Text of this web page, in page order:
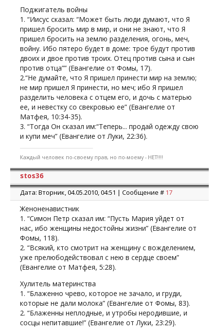
Поджигатель войны
1. “Иисус сказал: “Может быть люди думают, что Я
пришел бросить мир в мир, и они не знают, что Я
пришел бросить на землю разделения, огонь, меч,
войну. Ибо пятеро будет в доме: трое будут против
двоих и двое против троих. Отец против сына и сын
против отца”” (Евангелие от Фомы, 17).
2.“Не думайте, что Я пришел принести мир на землю;
не мир пришел Я принести, но меч; ибо Я пришел
разделить человека с отцем его, и дочь с матерью
ее, и невестку со свекровью ее” (Евангелие от
Матфея, 10:34-35).
3. “Тогда Он сказал им:“Теперь... продай одежду свою
и купи меч” (Евангелие от Луки, 22:36).
Каждый человек по-своему прав, но по-моему - НЕТ!!!!
stos36
Дата: Вторник, 04.05.2010, 04:51 | Сообщение # 17
Женоненавистник
1. “Симон Петр сказал им: “Пусть Мария уйдет от
нас, ибо женщины недостойны жизни” (Евангелие от
Фомы, 118).
2. “Всякий, кто смотрит на женщину с вожделением,
уже прелюбодействовал с нею в сердце своем”
(Евангелие от Матфея, 5:28).
Хулитель материнства
1. “Блаженно чрево, которое не зачало, и груди,
которые не дали молока” (Евангелие от Фомы, 83).
2. “Блаженны неплодные, и утробы неродившие, и
сосцы непитавшие!” (Евангелие от Луки, 23:29).